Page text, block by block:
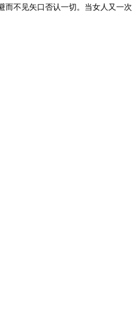
不见矢口否认一切。当女人又一次